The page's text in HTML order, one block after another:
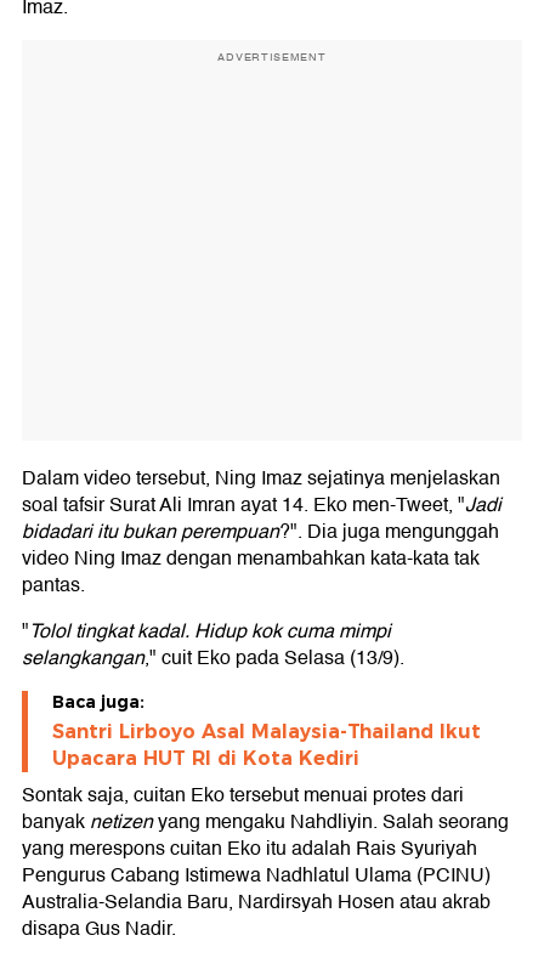
Imaz.
ADVERTISEMENT
Dalam video tersebut, Ning Imaz sejatinya menjelaskan
soal tafsir Surat Ali Imran ayat 14. Eko men-Tweet, "Jadi
bidadari itu bukan perempuan?". Dia juga mengunggah
video Ning Imaz dengan menambahkan kata-kata tak
pantas.
"Tolol tingkat kadal. Hidup kok cuma mimpi
selangkangan," cuit Eko pada Selasa (13/9).
Baca juga:
Santri Lirboyo Asal Malaysia-Thailand Ikut
Upacara HUT RI di Kota Kediri
Sontak saja, cuitan Eko tersebut menuai protes dari
banyaknetizenyang mengaku Nahdliyin. Salah seorang
yang merespons cuitan Eko itu adalah Rais Syuriyah
Pengurus Cabang Istimewa Nadhlatul Ulama (PCINU)
Australia-Selandia Baru, Nardirsyah Hosen atau akrab
disapa Gus Nadir.